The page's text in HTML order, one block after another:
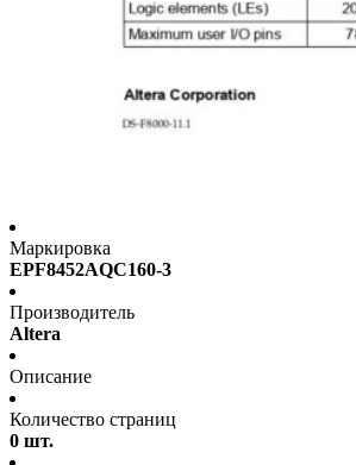
Маркировка
EPF8452AQC160-3
Производитель
Altera
Описание
Количество страниц
0 шт.